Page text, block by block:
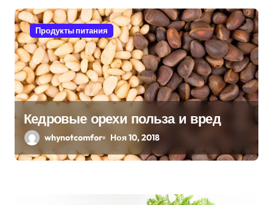
с
я
м
Продукты питания
Кедровые орехи польза и вред
whynotcomfor Ноя 10, 2018